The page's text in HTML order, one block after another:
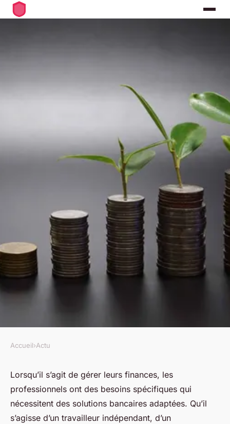
Quels sont les services
bancaires proposés aux
professionnels ?
Accueil›Actu
Lorsqu’il s’agit de gérer leurs finances, les
professionnels ont des besoins spécifiques qui
nécessitent des solutions bancaires adaptées. Qu’il
s’agisse d’un travailleur indépendant, d’un